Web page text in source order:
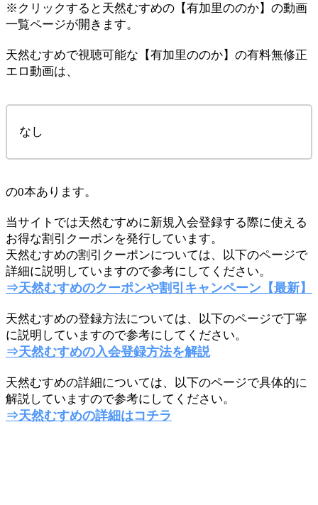
※クリックすると天然むすめの【有加里ののか】の動画
一覧ページが開きます。
天然むすめで視聴可能な【有加里ののか】の有料無修正
エロ動画は、
なし
の0本あります。
当サイトでは天然むすめに新規入会登録する際に使える
お得な割引クーポンを発行しています。
天然むすめの割引クーポンについては、以下のページで
詳細に説明していますので参考にしてください。
⇒天然むすめのクーポンや割引キャンペーン【最新】
天然むすめの登録方法については、以下のページで丁寧
に説明していますので参考にしてください。
⇒天然むすめの入会登録方法を解説
天然むすめの詳細については、以下のページで具体的に
解説していますので参考にしてください。
⇒天然むすめの詳細はコチラ